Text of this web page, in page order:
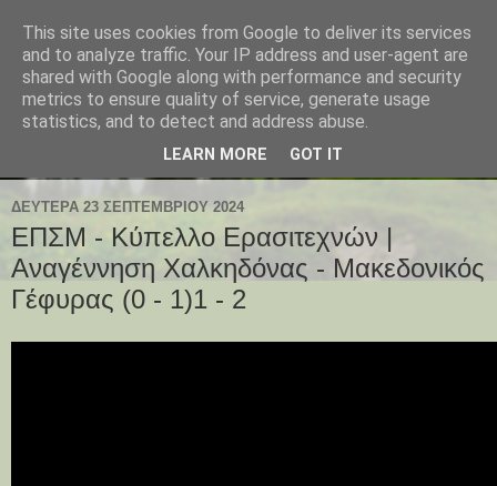
ΔΕΥΤΈΡΑ 23 ΣΕΠΤΕΜΒΡΊΟΥ 2024
ΕΠΣΜ - Κύπελλο Ερασιτεχνών |
Αναγέννηση Χαλκηδόνας - Μακεδονικός
Γέφυρας (0 - 1)1 - 2
This site uses cookies from Google to deliver its services
and to analyze traffic. Your IP address and user-agent are
shared with Google along with performance and security
metrics to ensure quality of service, generate usage
statistics, and to detect and address abuse.
LEARN MORE GOT IT